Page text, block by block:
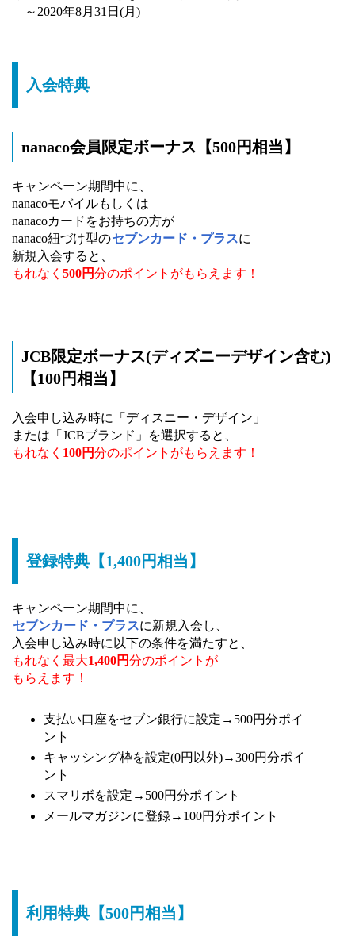
～2020年8月31日(月)
入会特典
nanaco会員限定ボーナス【500円相当】
キャンペーン期間中に、
nanacoモバイルもしくは
nanacoカードをお持ちの方が
nanaco紐づけ型のセブンカード・プラスに
新規入会すると、
もれなく 500円分のポイントがもらえます！
JCB限定ボーナス(ディズニーデザイン含む)
【100円相当】
入会申し込み時に「ディスニー・デザイン」
または「JCBブランド」を選択すると、
もれなく 100円分のポイントがもらえます！
登録特典【1,400円相当】
キャンペーン期間中に、
セブンカード・プラスに新規入会し、
入会申し込み時に以下の条件を満たすと、
もれなく最大1,400円分のポイントが
もらえます！
支払い口座をセブン銀行に設定→500円分ポイ
ント
キャッシング枠を設定(0円以外)→300円分ポイ
ント
スマリボを設定→500円分ポイント
メールマガジンに登録→100円分ポイント
利用特典【500円相当】